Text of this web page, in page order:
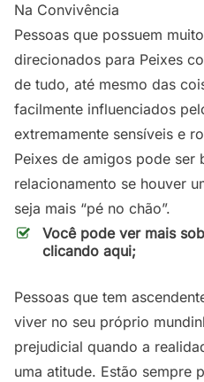
Na Convivência
Pessoas que possuem
direcionados para Peixes
de tudo, até mesmo das
facilmente influenciados
extremamente sensíveis e
Peixes de amigos pode ser
relacionamento se houver
seja mais “pé no chão”.
Você pode ver mais
clicando aqui;
Pessoas que tem
viver no seu próprio
prejudicial quando a
uma atitude. Estão sempre